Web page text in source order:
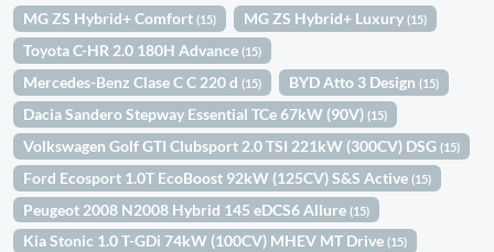
MG ZS Hybrid+ Comfort(15) MG ZS Hybrid+ Luxury(15)
Toyota C-HR 2.0 180H Advance(15)
Mercedes-Benz Clase C C 220 d(15) BYD Atto 3 Design(15)
Dacia Sandero Stepway Essential TCe 67kW (90V)(15)
Volkswagen Golf GTI Clubsport 2.0 TSI 221kW (300CV) DSG(15)
Ford Ecosport 1.0T EcoBoost 92kW (125CV) S&S Active(15)
Peugeot 2008 N2008 Hybrid 145 eDCS6 Allure(15)
Kia Stonic 1.0 T-GDi 74kW (100CV) MHEV MT Drive(15)